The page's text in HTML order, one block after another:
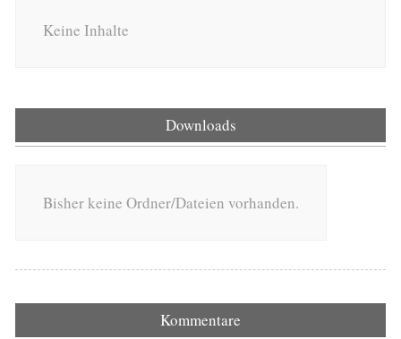
Keine Inhalte
Downloads
Bisher keine Ordner/Dateien vorhanden.
Kommentare